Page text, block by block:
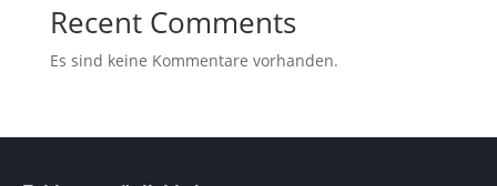
Recent Comments
Es sind keine Kommentare vorhanden.